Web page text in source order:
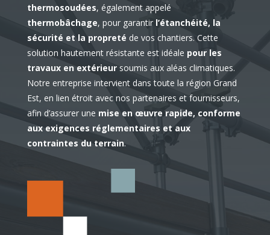
thermosoudées, également appelé
thermobâchage, pour garantir l’étanchéité, la
sécurité et la propreté de vos chantiers. Cette
solution hautement résistante est idéale pour les
travaux en extérieursoumis aux aléas climatiques.
Notre entreprise intervient dans toute la région Grand
Est, en lien étroit avec nos partenaires et fournisseurs,
afin d’assurer une mise en œuvre rapide, conforme
aux exigences réglementaires et aux
contraintes du terrain.